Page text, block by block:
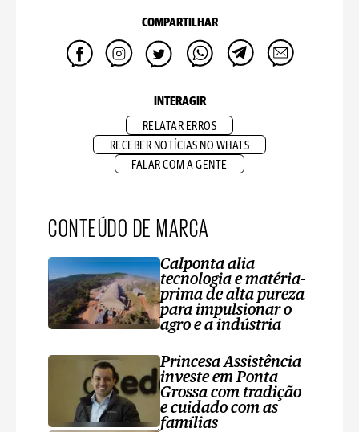
COMPARTILHAR
INTERAGIR
RELATAR ERROS
RECEBER NOTÍCIAS NO WHATS
FALAR COM A GENTE
CONTEÚDO DE MARCA
Calponta alia
tecnologia e matéria-
prima de alta pureza
para impulsionar o
agro e a indústria
Princesa Assistência
investe em Ponta
Grossa com tradição
e cuidado com as
famílias